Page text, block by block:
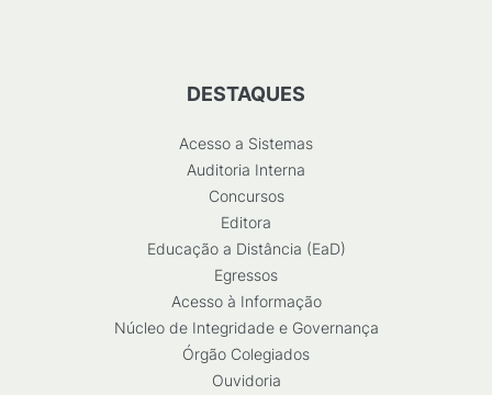
DESTAQUES
Acesso a Sistemas
Auditoria Interna
Concursos
Editora
Educação a Distância (EaD)
Egressos
Acesso à Informação
Núcleo de Integridade e Governança
Órgão Colegiados
Ouvidoria